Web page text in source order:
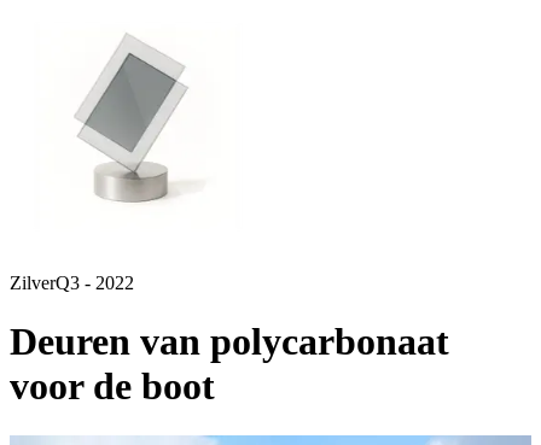
ZilverQ3 - 2022
Deuren van polycarbonaat
voor de boot